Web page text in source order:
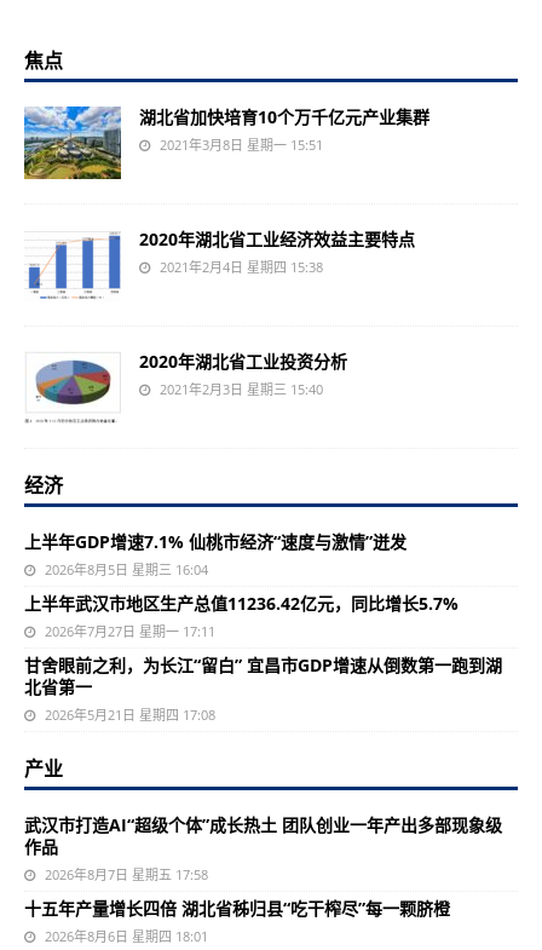
焦点
湖北省加快培育10个万千亿元产业集群
2021年3月8日 星期一 15:51
2020年湖北省工业经济效益主要特点
2021年2月4日 星期四 15:38
2020年湖北省工业投资分析
2021年2月3日 星期三 15:40
经济
上半年GDP增速7.1% 仙桃市经济“速度与激情”迸发
2026年8月5日 星期三 16:04
上半年武汉市地区生产总值11236.42亿元，同比增长5.7%
2026年7月27日 星期一 17:11
甘舍眼前之利，为长江“留白” 宜昌市GDP增速从倒数第一跑到湖
北省第一
2026年5月21日 星期四 17:08
产业
武汉市打造AI“超级个体”成长热土 团队创业一年产出多部现象级
作品
2026年8月7日 星期五 17:58
十五年产量增长四倍 湖北省秭归县“吃干榨尽”每一颗脐橙
2026年8月6日 星期四 18:01